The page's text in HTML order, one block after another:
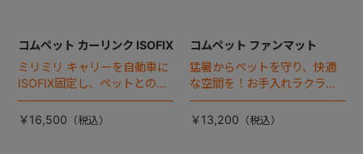
コムペット カーリンク ISOFIX
ミリミリ キャリーを自動車に
ISOFIX固定し、ペットとの車
移動をカンタン・快適に！
￥16,500
コムペット ファンマット
猛暑からペットを守り、快適
な空間を！お手入れラクラク
な「ファンマット」が登場！
￥13,200